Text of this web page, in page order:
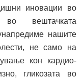
иновации во
вештачката
нашите
не само на
кон кардио-
гликозата во